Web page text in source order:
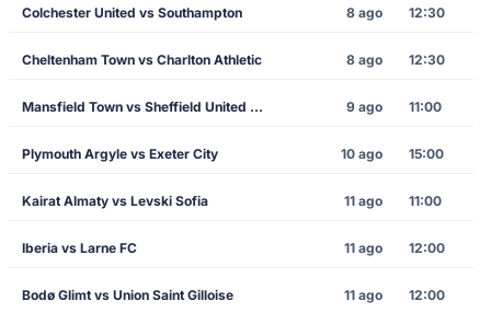
Colchester United vs Southampton 8 ago 12:30
Cheltenham Town vs Charlton Athletic 8 ago 12:30
Mansfield Town vs Sheffield United FC 9 ago 11:00
Plymouth Argyle vs Exeter City 10 ago 15:00
Kairat Almaty vs Levski Sofia 11 ago 11:00
Iberia vs Larne FC 11 ago 12:00
Bodø Glimt vs Union Saint Gilloise 11 ago 12:00